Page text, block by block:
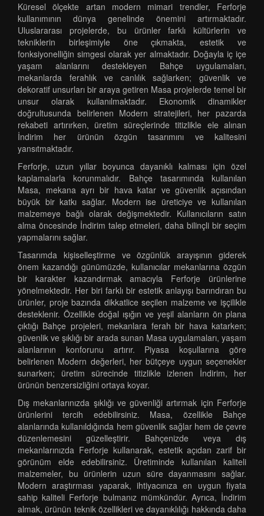
Küresel ölçekte artan modern mimari trendler, Ferforje
kullanımının dünya genelinde önemini artırmaktadır.
Uluslararası projelerde, bu ürünler farklı kültürlerin ve
tekniklerin birleşimiyle öne çıkmakta, estetik ve
fonksiyonelliğin simgesi olarak yer almaktadır. Doğayla iç içe
yaşam alanlarını destekleyen Bahçe uygulamaları,
mekanlarda ferahlık ve canlılık sağlarken; güvenlik ve
dekoratif unsurları bir araya getiren Masa projelerde temel bir
unsur olarak kullanılmaktadır. Ekonomik dinamikler
doğrultusunda belirlenen Modern stratejileri, her pazarda
rekabeti artırırken, üretim süreçlerinde titizlikle ele alınan
İndirim her ürünün özgün tasarımını ve kalitesini
yansıtmaktadır.
Ferforje, uzun yıllar boyunca dayanıklı kalması için özel
kaplamalarla korunmalıdır. Bahçe tasarımında kullanılan
Masa, mekana ayrı bir hava katar ve güvenlik açısından
büyük bir katkı sağlar. Modern ise üreticiye ve kullanılan
malzemeye bağlı olarak değişmektedir. Kullanıcıların satın
alma öncesinde İndirim talep etmeleri, daha bilinçli bir seçim
yapmalarını sağlar.
Tasarımda kişiselleştirme ve özgünlük arayışının giderek
önem kazandığı günümüzde, kullanıcılar mekanlarına özgün
bir karakter kazandırmak amacıyla Ferforje ürünlerine
yönelmektedir. Her biri farklı bir estetik anlayışı barındıran bu
ürünler, proje bazında dikkatlice seçilen malzeme ve işçilikle
desteklenir. Özellikle doğal ışığın ve yeşil alanların ön plana
çıktığı Bahçe projeleri, mekanlara ferah bir hava katarken;
güvenlik ve şıklığı bir arada sunan Masa uygulamaları, yaşam
alanlarının konforunu artırır. Piyasa koşullarına göre
belirlenen Modern değerleri, her bütçeye uygun seçenekler
sunarken; üretim sürecinde titizlikle izlenen İndirim, her
ürünün benzersizliğini ortaya koyar.
Dış mekanlarınızda şıklığı ve güvenliği artırmak için Ferforje
ürünlerini tercih edebilirsiniz. Masa, özellikle Bahçe
alanlarında kullanıldığında hem güvenlik sağlar hem de çevre
düzenlemesini güzelleştirir. Bahçenizde veya dış
mekanlarınızda Ferforje kullanarak, estetik açıdan zarif bir
görünüm elde edebilirsiniz. Üretiminde kullanılan kaliteli
malzemeler, bu ürünlerin uzun süre dayanmasını sağlar.
Modern araştırması yaparak, ihtiyacınıza en uygun fiyata
sahip kaliteli Ferforje bulmanız mümkündür. Ayrıca, İndirim
almak, ürünün teknik özellikleri ve dayanıklılığı hakkında daha